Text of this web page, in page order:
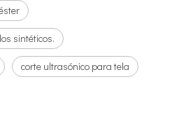
de la máquina de soldadura de
sintéticos.
corte ultrasónico para tela